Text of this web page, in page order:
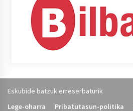
Eskubide batzuk erreserbaturik
Lege-oharra
Pribatutasun-politika